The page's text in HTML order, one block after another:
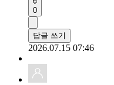
0
답글 쓰기
2026.07.15 07:46